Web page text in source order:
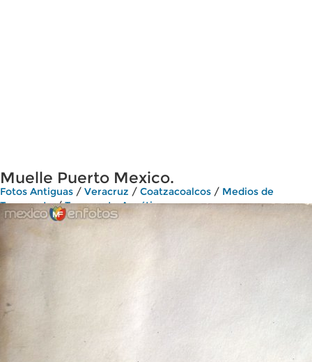
Muelle Puerto Mexico.
Fotos Antiguas / Veracruz / Coatzacoalcos / Medios de
Transporte/Transporte Acuático